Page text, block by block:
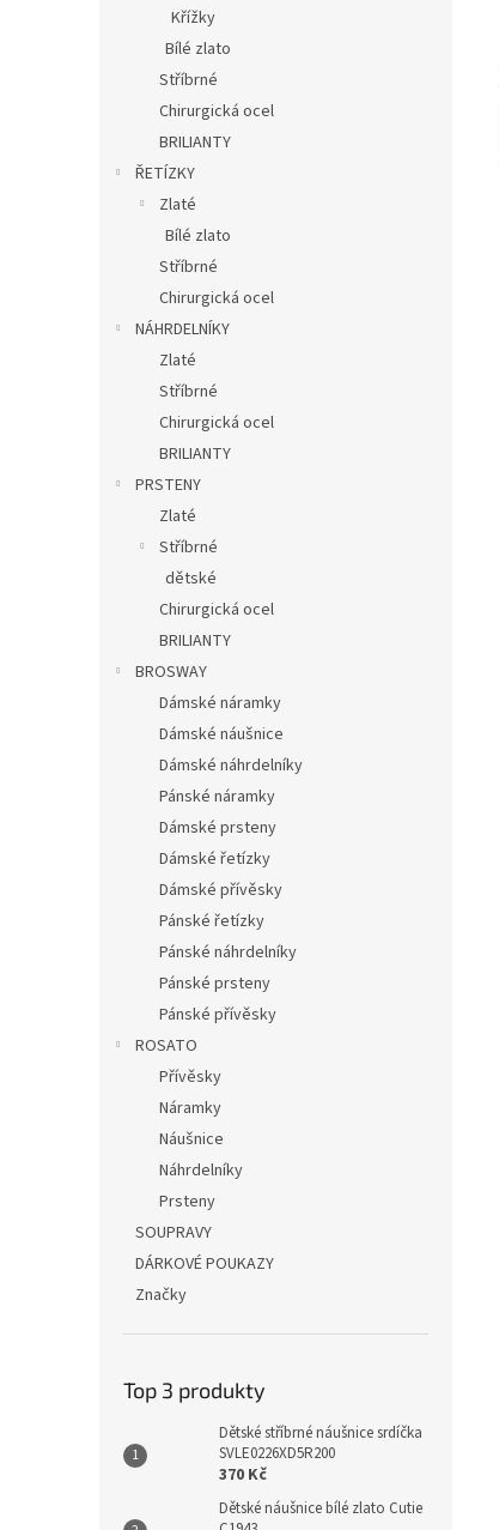
Křížky
Bílé zlato
Stříbrné
Chirurgická ocel
BRILIANTY
ŘETÍZKY
Zlaté
Bílé zlato
Stříbrné
Chirurgická ocel
NÁHRDELNÍKY
Zlaté
Stříbrné
Chirurgická ocel
BRILIANTY
PRSTENY
Zlaté
Stříbrné
dětské
Chirurgická ocel
BRILIANTY
BROSWAY
Dámské náramky
Dámské náušnice
Dámské náhrdelníky
Pánské náramky
Dámské prsteny
Dámské řetízky
Dámské přívěsky
Pánské řetízky
Pánské náhrdelníky
Pánské prsteny
Pánské přívěsky
ROSATO
Přívěsky
Náramky
Náušnice
Náhrdelníky
Prsteny
SOUPRAVY
DÁRKOVÉ POUKAZY
Značky
Top 3 produkty
Dětské stříbrné náušnice srdíčka
SVLE0226XD5R200
370 Kč
Dětské náušnice bílé zlato Cutie